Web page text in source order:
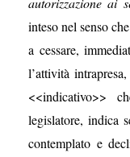
inteso nel senso
a cessare,
l’attività
<<indicativo>>
legislatore, indica
contemplato e